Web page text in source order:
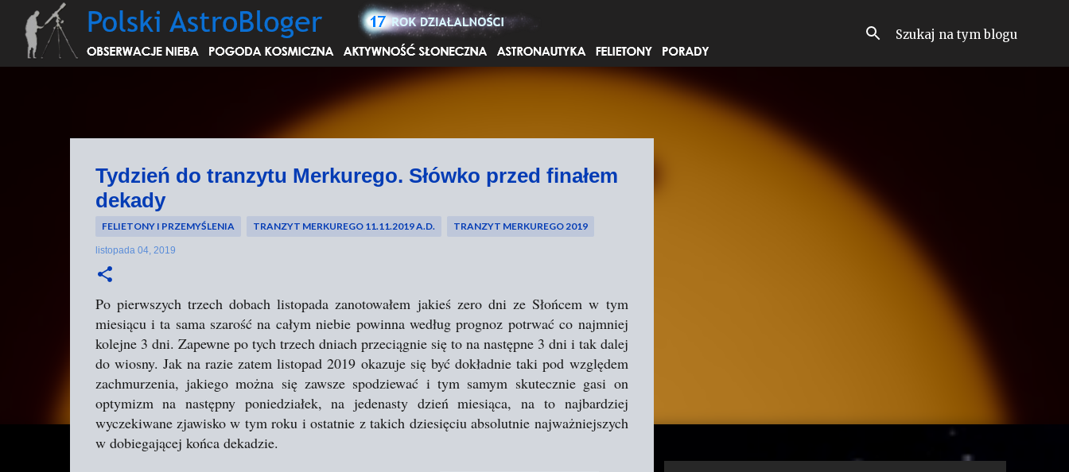
Przejdź do głównej zawartości
Tydzień do tranzytu Merkurego. Słówko przed finałem
dekady
FELIETONY I PRZEMYŚLENIA TRANZYT MERKUREGO 11.11.2019 A.D. TRANZYT MERKUREGO 2019
listopada 04, 2019
Po pierwszych trzech dobach listopada zanotowałem jakieś zero dni ze Słońcem w tym
miesiącu i ta sama szarość na całym niebie powinna według prognoz potrwać co najmniej
kolejne 3 dni. Zapewne po tych trzech dniach przeciągnie się to na następne 3 dni i tak dalej
do wiosny. Jak na razie zatem listopad 2019 okazuje się być dokładnie taki pod względem
zachmurzenia, jakiego można się zawsze spodziewać i tym samym skutecznie gasi on
optymizm na następny poniedziałek, na jedenasty dzień miesiąca, na to najbardziej
wyczekiwane zjawisko w tym roku i ostatnie z takich dziesięciu absolutnie najważniejszych
w dobiegającej końca dekadzie.